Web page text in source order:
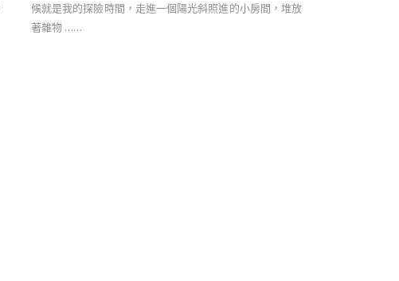
候就是我的探險時間，走進一個陽光斜照進的小房間，堆放
著雜物 ……